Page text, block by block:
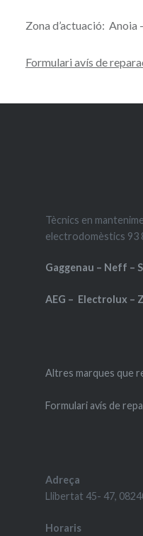
Zona d’actuació: Anoia
Formulari avís de
Tècnics en
electrodomèstics 93
Gaggenau – Neff –
AEG – Electrolux –
Altres marques que
Formulari avís de
Adreça
Llibertat 45- 47,
Horaris